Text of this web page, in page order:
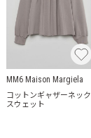
MM6 Maison Margiela
コットンギャザーネック
スウェット